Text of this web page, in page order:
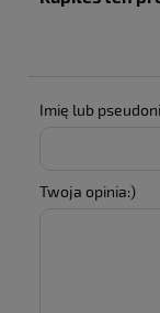
Imię lub
Twoja opinia:)